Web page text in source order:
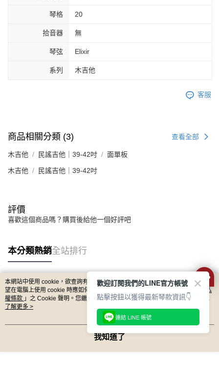
琴格 20
拾音器 無
琴弦 Elixir
系列 木吉他
客服
商品相關分類 (3) 查看全部
木吉他 民謠吉他｜39-42吋 面單板
木吉他 民謠吉他｜39-42吋
評價
喜歡這個商品嗎？購買後給他一個好評吧
本分類熱銷全站排行
熱門標籤
本網站中使用 cookie，欲查詢有關本網站使用 cookie 方式之詳情，及若您不希
望在電腦上使用 cookie 時應如何變更電腦的 cookie 設定，請參閱本網站「
隱私
權條款 」之 Cookie 聲明。您繼續使用本網站即表示您同意本公司得按本網站使
用條款之 Cookie 聲明使用 cookie。
了解更多 >
我知道了
歡迎訂閱我們的LINE官方帳號
點擊按鈕以獲得最新琴款資訊👇
連結 LINE 帳號